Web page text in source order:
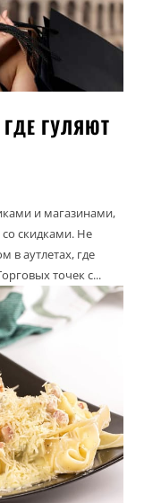
ГУЛЯЮТ
и магазинами,
со скидками. Не
в аутлетах, где
точек с...